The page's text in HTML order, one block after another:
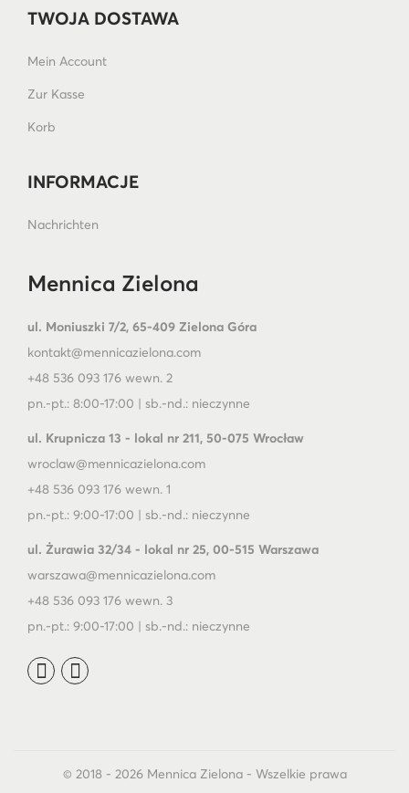
TWOJA DOSTAWA
Mein Account
Zur Kasse
Korb
INFORMACJE
Nachrichten
Mennica Zielona
ul. Moniuszki 7/2, 65-409 Zielona Góra
kontakt@mennicazielona.com
+48 536 093 176 wewn. 2
pn.-pt.: 8:00-17:00 | sb.-nd.: nieczynne
ul. Krupnicza 13 - lokal nr 211, 50-075 Wrocław
wroclaw@mennicazielona.com
+48 536 093 176 wewn. 1
pn.-pt.: 9:00-17:00 | sb.-nd.: nieczynne
ul. Żurawia 32/34 - lokal nr 25, 00-515 Warszawa
warszawa@mennicazielona.com
+48 536 093 176 wewn. 3
pn.-pt.: 9:00-17:00 | sb.-nd.: nieczynne
© 2018 - 2026 Mennica Zielona - Wszelkie prawa